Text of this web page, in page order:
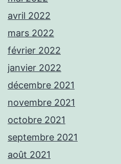
avril 2022
mars 2022
février 2022
janvier 2022
décembre 2021
novembre 2021
octobre 2021
septembre 2021
août 2021